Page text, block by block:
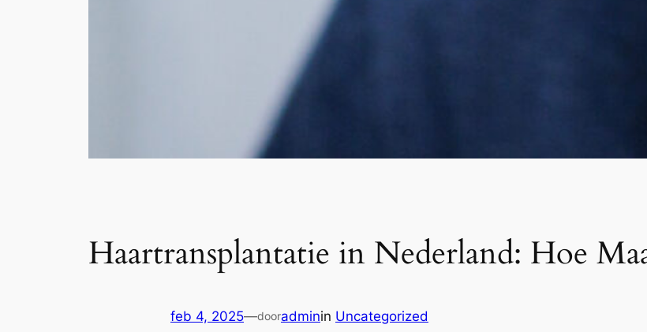
Haartransplantatie in Nederland: Hoe
feb 4, 2025—dooradminin Uncategorized